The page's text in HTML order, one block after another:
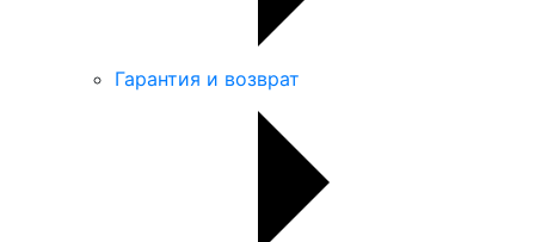
Гарантия и возврат